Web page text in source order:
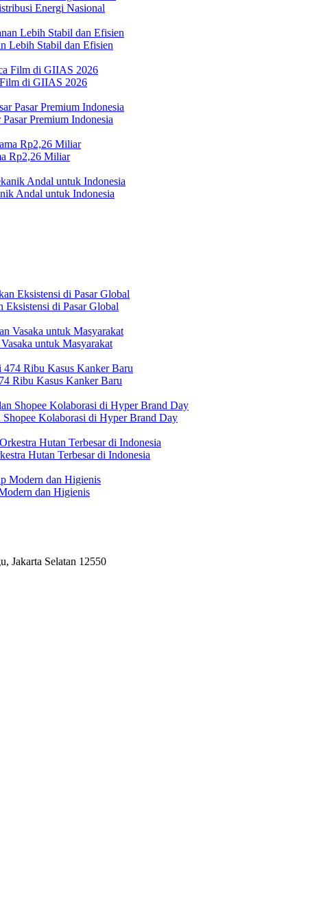
Energi Nasional
Lebih Stabil dan Efisien
di GIIAS 2026
Premium Indonesia
Rp2,26 Miliar
Andal untuk Indonesia
di Pasar Global
untuk Masyarakat
Ribu Kasus Kanker Baru
Kolaborasi di Hyper Brand Day
Hutan Terbesar di Indonesia
dan Higienis
Jakarta Selatan 12550